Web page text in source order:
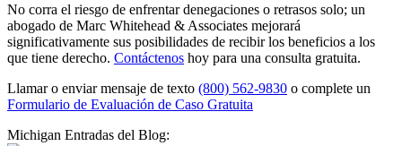
No corra el riesgo de enfrentar denegaciones o retrasos solo; un
abogado de Marc Whitehead & Associates mejorará
significativamente sus posibilidades de recibir los beneficios a los
que tiene derecho. Contáctenos hoy para una consulta gratuita.
Llamar o enviar mensaje de texto (800) 562-9830 o complete un
Formulario de Evaluación de Caso Gratuita
Michigan Entradas del Blog: